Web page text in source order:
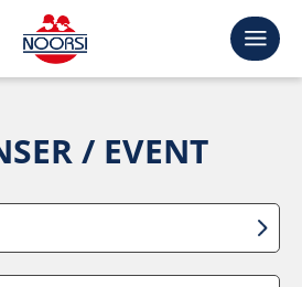
/ EVENT